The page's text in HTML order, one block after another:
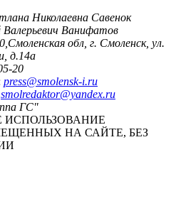
Николаевна Савенок
Валерьевич Ванифатов
обл, г. Смоленск, ул.
д.14а
20
press@smolensk-i.ru
smolredaktor@yandex.ru
ГС"
НА САЙТЕ, БЕЗ